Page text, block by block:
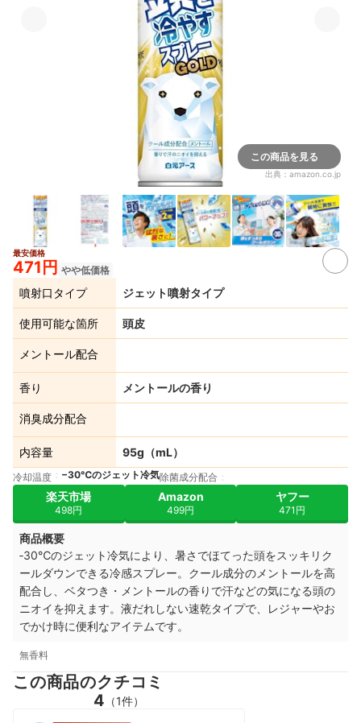
この商品を見る
出典： amazon.co.jp
最安価格
471円 やや低価格
噴射口タイプ ジェット噴射タイプ
使用可能な箇所 頭皮
メントール配合
香り メントールの香り
消臭成分配合
内容量 95g（mL）
冷却温度 −30℃のジェット冷気除菌成分配合
楽天市場
498円
Amazon
499円
ヤフー
471円
商品概要
‐30℃のジェット冷気により、暑さでほてった頭をスッキリク
ールダウンできる冷感スプレー。クール成分のメントールを高
配合し、ベタつき・ メントールの香りで汗などの気になる頭の
ニオイを抑えます。 液だれしない速乾タイプで、
レジャーやお
でかけ時に便利なアイテムです。
無香料
この商品のクチコミ
4 （1件）